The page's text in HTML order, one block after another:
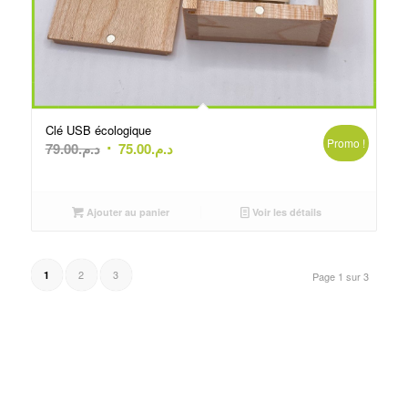
Clé USB écologique
د.م.79.00
Le
était :
د.م.75.00
Le
Promo !
Ajouter au panier Voir les détails
Page 1 sur 3
1 2 3